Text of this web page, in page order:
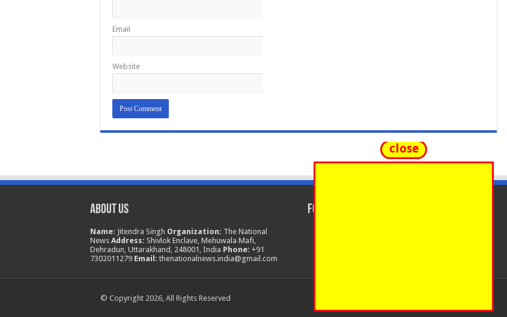
Email
Website
About Us
Name: Jitendra Singh Organization: The National
News Address: Shivlok Enclave, Mehuwala Mafi,
Dehradun, Uttarakhand, 248001, India Phone: +91
7302011279 Email: thenationalnews.india@gmail.com
FOLLOW US
© Copyright 2026, All Rights Reserved
close